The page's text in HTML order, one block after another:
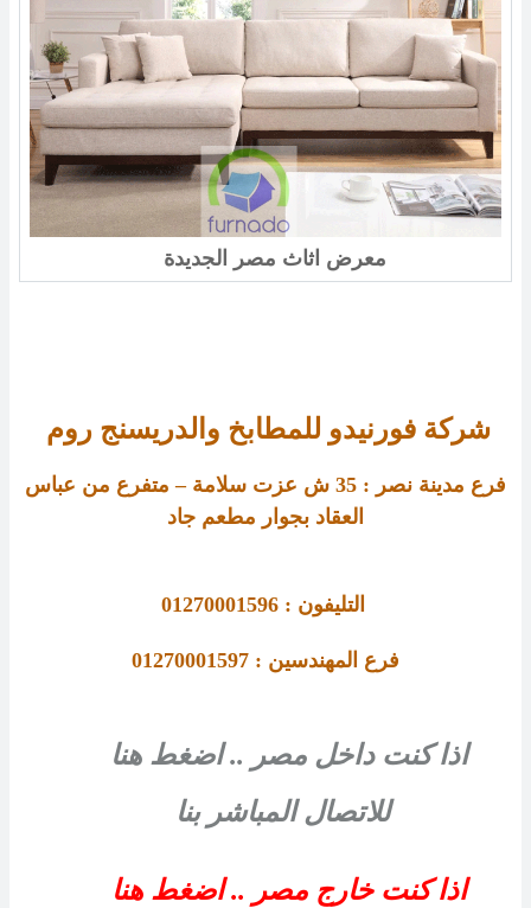
شركة فورنيدو للمطابخ والدريسنج روم
فرع مدينة نصر : 35 ش عزت سلامة – متفرع من عباس
العقاد بجوار مطعم جاد
التليفون : 01270001596
فرع المهندسين : 01270001597
اذا كنت داخل مصر .. اضغط هنا
للاتصال المباشر بنا
اذا كنت خارج مصر .. اضغط هنا